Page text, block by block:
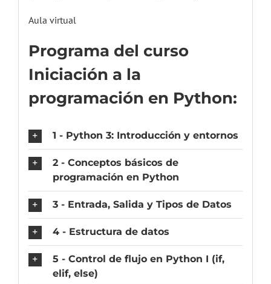
Aula virtual
Programa del curso
Iniciación a la
programación en Python:
1 - Python 3: Introducción y entornos
2 - Conceptos básicos de
programación en Python
3 - Entrada, Salida y Tipos de Datos
4 - Estructura de datos
5 - Control de flujo en Python I (if,
elif, else)